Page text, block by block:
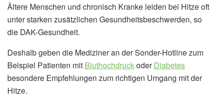
Ältere Menschen und chronisch Kranke leiden bei Hitze oft
unter starken zusätzlichen Gesundheitsbeschwerden, so
die DAK-Gesundheit.
Deshalb geben die Mediziner an der Sonder-Hotline zum
Beispiel Patienten mit BluthochdruckoderDiabetes
besondere Empfehlungen zum richtigen Umgang mit der
Hitze.